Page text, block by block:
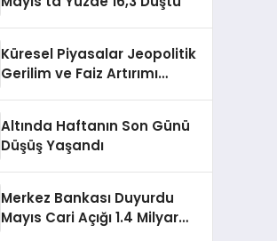
Küresel Piyasalar Jeopolitik
Gerilim ve Faiz Artırımı
Altında Haftanın Son Günü
Düşüş Yaşandı
Merkez Bankası Duyurdu
Mayıs Cari Açığı 1.4 Milyar